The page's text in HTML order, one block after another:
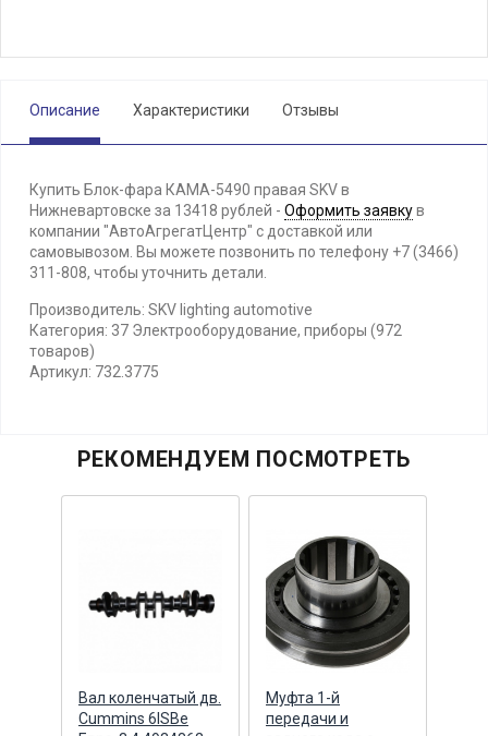
Описание Характеристики Отзывы
Купить Блок-фара КАМА-5490 правая SKV в
Нижневартовске за 13418 рублей - Оформить заявкув
компании "АвтоАгрегатЦентр" с доставкой или
самовывозом. Вы можете позвонить по телефону +7 (3466)
311-808, чтобы уточнить детали.
Производитель: SKV lighting automotive
Категория: 37 Электрооборудование, приборы (972
товаров)
Артикул: 732.3775
РЕКОМЕНДУЕМ ПОСМОТРЕТЬ
Вал коленчатый дв.
Cummins 6ISBe
Муфта 1-й
передачи и